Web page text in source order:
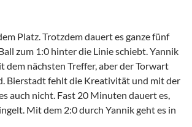
Platz. Trotzdem dauert es ganze fünf
zum 1:0 hinter die Linie schiebt. Yannik
nächsten Treffer, aber der Torwart
Bierstadt fehlt die Kreativität und mit der
auch nicht. Fast 20 Minuten dauert es,
Mit dem 2:0 durch Yannik geht es in